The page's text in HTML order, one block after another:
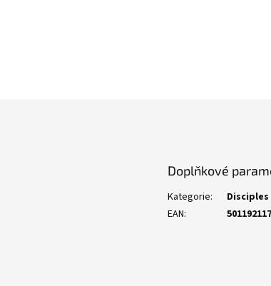
Doplňkové
Kategorie:
EAN: